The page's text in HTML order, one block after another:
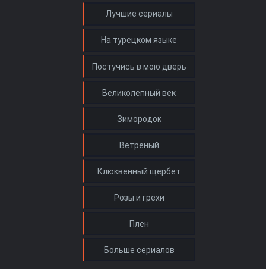
Лучшие сериалы
На турецком языке